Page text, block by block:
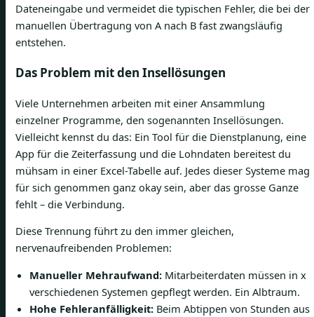
Dateneingabe und vermeidet die typischen Fehler, die bei der
manuellen Übertragung von A nach B fast zwangsläufig
entstehen.
Das Problem mit den Insellösungen
Viele Unternehmen arbeiten mit einer Ansammlung
einzelner Programme, den sogenannten Insellösungen.
Vielleicht kennst du das: Ein Tool für die Dienstplanung, eine
App für die Zeiterfassung und die Lohndaten bereitest du
mühsam in einer Excel-Tabelle auf. Jedes dieser Systeme mag
für sich genommen ganz okay sein, aber das grosse Ganze
fehlt – die Verbindung.
Diese Trennung führt zu den immer gleichen,
nervenaufreibenden Problemen:
Manueller Mehraufwand: Mitarbeiterdaten müssen in x
verschiedenen Systemen gepflegt werden. Ein Albtraum.
Hohe Fehleranfälligkeit: Beim Abtippen von Stunden aus